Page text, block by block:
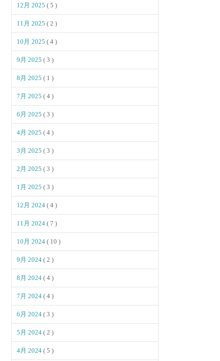
12月 2025( 5 )
11月 2025( 2 )
10月 2025( 4 )
9月 2025( 3 )
8月 2025( 1 )
7月 2025( 4 )
6月 2025( 3 )
4月 2025( 4 )
3月 2025( 3 )
2月 2025( 3 )
1月 2025( 3 )
12月 2024( 4 )
11月 2024( 7 )
10月 2024( 10 )
9月 2024( 2 )
8月 2024( 4 )
7月 2024( 4 )
6月 2024( 3 )
5月 2024( 2 )
4月 2024( 5 )